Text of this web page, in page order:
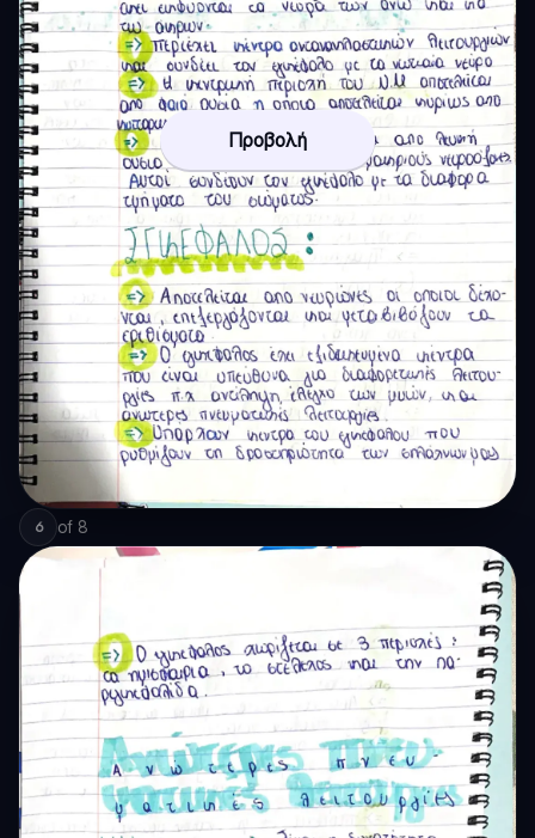
Προβολή
6 of 8